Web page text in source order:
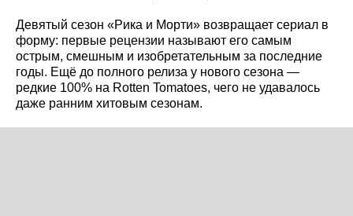
Девятый сезон «Рика и Морти» возвращает сериал в
форму: первые рецензии называют его самым
острым, смешным и изобретательным за последние
годы. Ещё до полного релиза у нового сезона —
редкие 100% на Rotten Tomatoes, чего не удавалось
даже ранним хитовым сезонам.